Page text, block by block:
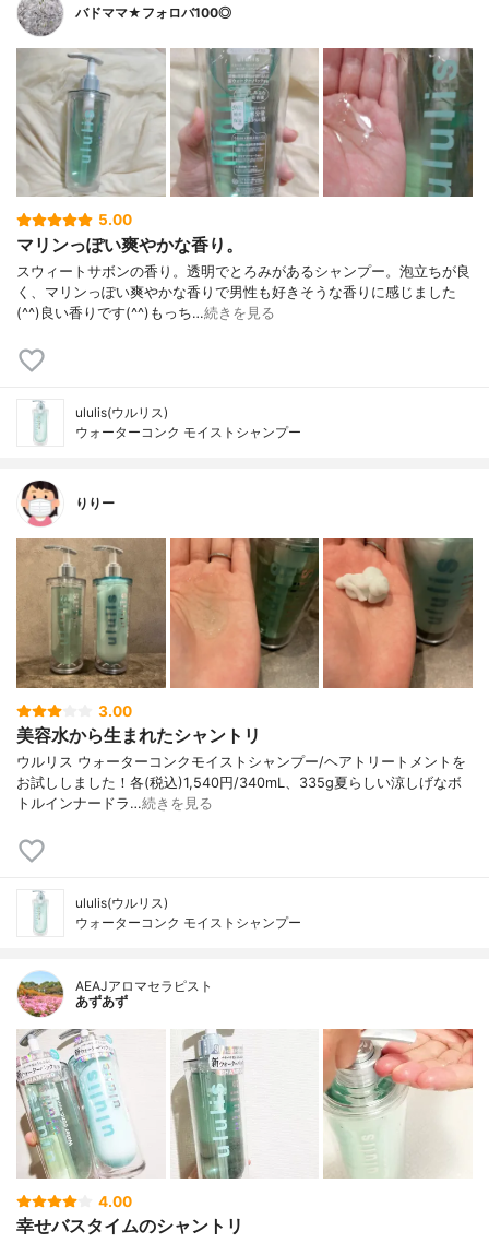
バドママ★フォロバ100◎
5.00
マリンっぽい爽やかな香り。
スウィートサボンの香り。透明でとろみがあるシャンプー。泡立ちが良
く、マリンっぽい爽やかな香りで男性も好きそうな香りに感じました
(^^)良い香りです(^^)もっち…続きを見る
ululis(ウルリス)
ウォーターコンク モイストシャンプー
りりー
3.00
美容水から生まれたシャントリ
ウルリス ウォーターコンクモイストシャンプー/ヘアトリートメントを
お試ししました！各(税込)1,540円/340mL、335g夏らしい涼しげなボ
トルインナードラ…続きを見る
ululis(ウルリス)
ウォーターコンク モイストシャンプー
AEAJアロマセラピスト
あずあず
4.00
幸せバスタイムのシャントリ